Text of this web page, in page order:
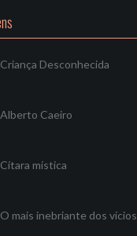
Criança Desconhecida
Alberto Caeiro
Cítara mística
O mais inebriante dos vícios